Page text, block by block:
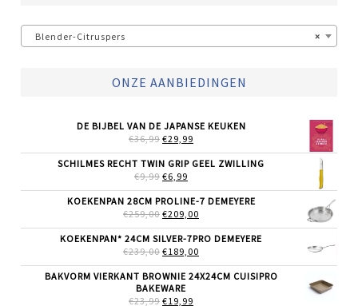
×
Blender-Citruspers
ONZE AANBIEDINGEN
DE BIJBEL VAN DE JAPANSE KEUKEN
€36,99 OORSPRONKELIJKE
WAS:
€36,99.
€29,99
IS:
SCHILMES RECHT TWIN GRIP GEEL ZWILLING
€9,99 OORSPRONKELIJKE
WAS:
€9,99.
€6,99
IS:
€6,99.
KOEKENPAN 28CM PROLINE-7 DEMEYERE
€259,00 OORSPRONKELIJKE
WAS:
€259,00.
€209,00
IS:
KOEKENPAN* 24CM SILVER-7PRO DEMEYERE
€239,00 OORSPRONKELIJKE
WAS:
€239,00.
€189,00
IS:
BAKVORM VIERKANT BROWNIE 24X24CM CUISIPRO
BAKEWARE
€23,99 OORSPRONKELIJKE
€19,99